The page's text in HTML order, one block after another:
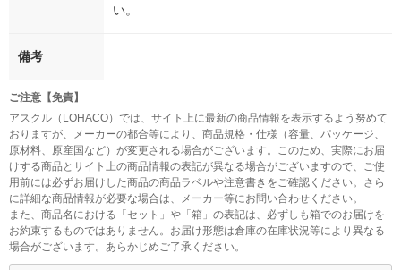
い。
備考
ご注意【免責】
アスクル（LOHACO）では、サイト上に最新の商品情報を表示するよう努めて
おりますが、メーカーの都合等により、商品規格・仕様（容量、パッケージ、
原材料、原産国など）が変更される場合がございます。このため、実際にお届
けする商品とサイト上の商品情報の表記が異なる場合がございますので、ご使
用前には必ずお届けした商品の商品ラベルや注意書きをご確認ください。さら
に詳細な商品情報が必要な場合は、メーカー等にお問い合わせください。
また、商品名における「セット」や「箱」の表記は、必ずしも箱でのお届けを
お約束するものではありません。お届け形態は倉庫の在庫状況等により異なる
場合がございます。あらかじめご了承ください。